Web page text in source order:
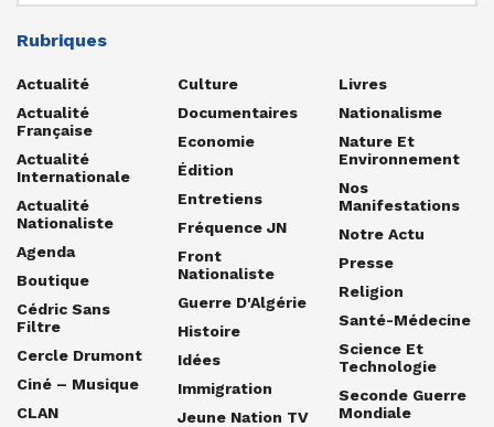
Rubriques
Actualité
Actualité
Française
Actualité
Internationale
Actualité
Nationaliste
Agenda
Boutique
Cédric Sans
Filtre
Cercle Drumont
Ciné – Musique
CLAN
Culture
Documentaires
Economie
Édition
Entretiens
Fréquence JN
Front
Nationaliste
Guerre D'Algérie
Histoire
Idées
Immigration
Jeune Nation TV
Livres
Nationalisme
Nature Et
Environnement
Nos
Manifestations
Notre Actu
Presse
Religion
Santé-Médecine
Science Et
Technologie
Seconde Guerre
Mondiale